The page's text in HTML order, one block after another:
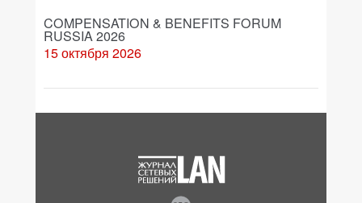
COMPENSATION & BENEFITS FORUM
RUSSIA 2026
15 октября 2026